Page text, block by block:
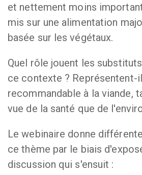
et nettement moins
mis sur une alimentation
basée sur les végétaux.
Quel rôle jouent les
ce contexte ? Représentent-
recommandable à la viande,
vue de la santé que de
Le webinaire donne
ce thème par le biais
discussion qui s'ensuit :